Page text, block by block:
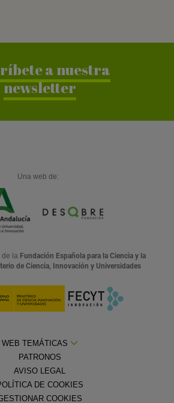
a nuestra
newsletter
Una web de:
de la Fundación Española para la Ciencia y la
de Ciencia, Innovación y Universidades
WEB TEMÁTICAS
PATRONOS
AVISO LEGAL
DE COOKIES
COOKIES